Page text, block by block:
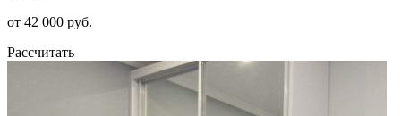
от 42 000 руб.
Рассчитать